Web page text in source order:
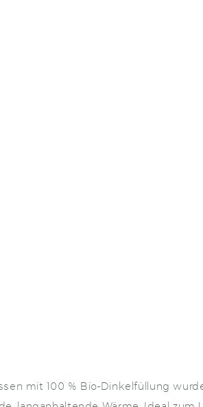
mit 100 % Bio-Dinkelfüllung